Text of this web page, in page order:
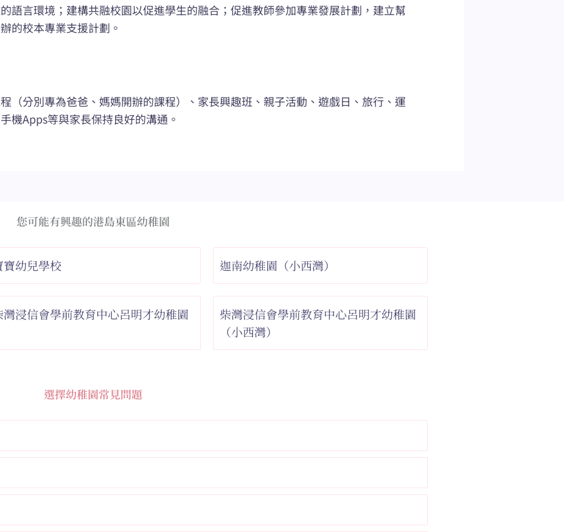
語言環境；建構共融校園以促進學生的融合；促進教師參加專業發展計劃，建立幫
的校本專業支援計劃。
（分別專為爸爸、媽媽開辦的課程）、家長興趣班、親子活動、遊戲日、旅行、運
機Apps等與家長保持良好的溝通。
您可能有興趣的港島東區幼稚園
寶幼兒學校 迦南幼稚園（小西灣）
灣浸信會學前教育中心呂明才幼稚園
柴灣浸信會學前教育中心呂明才幼稚園
（小西灣）
選擇幼稚園常見問題